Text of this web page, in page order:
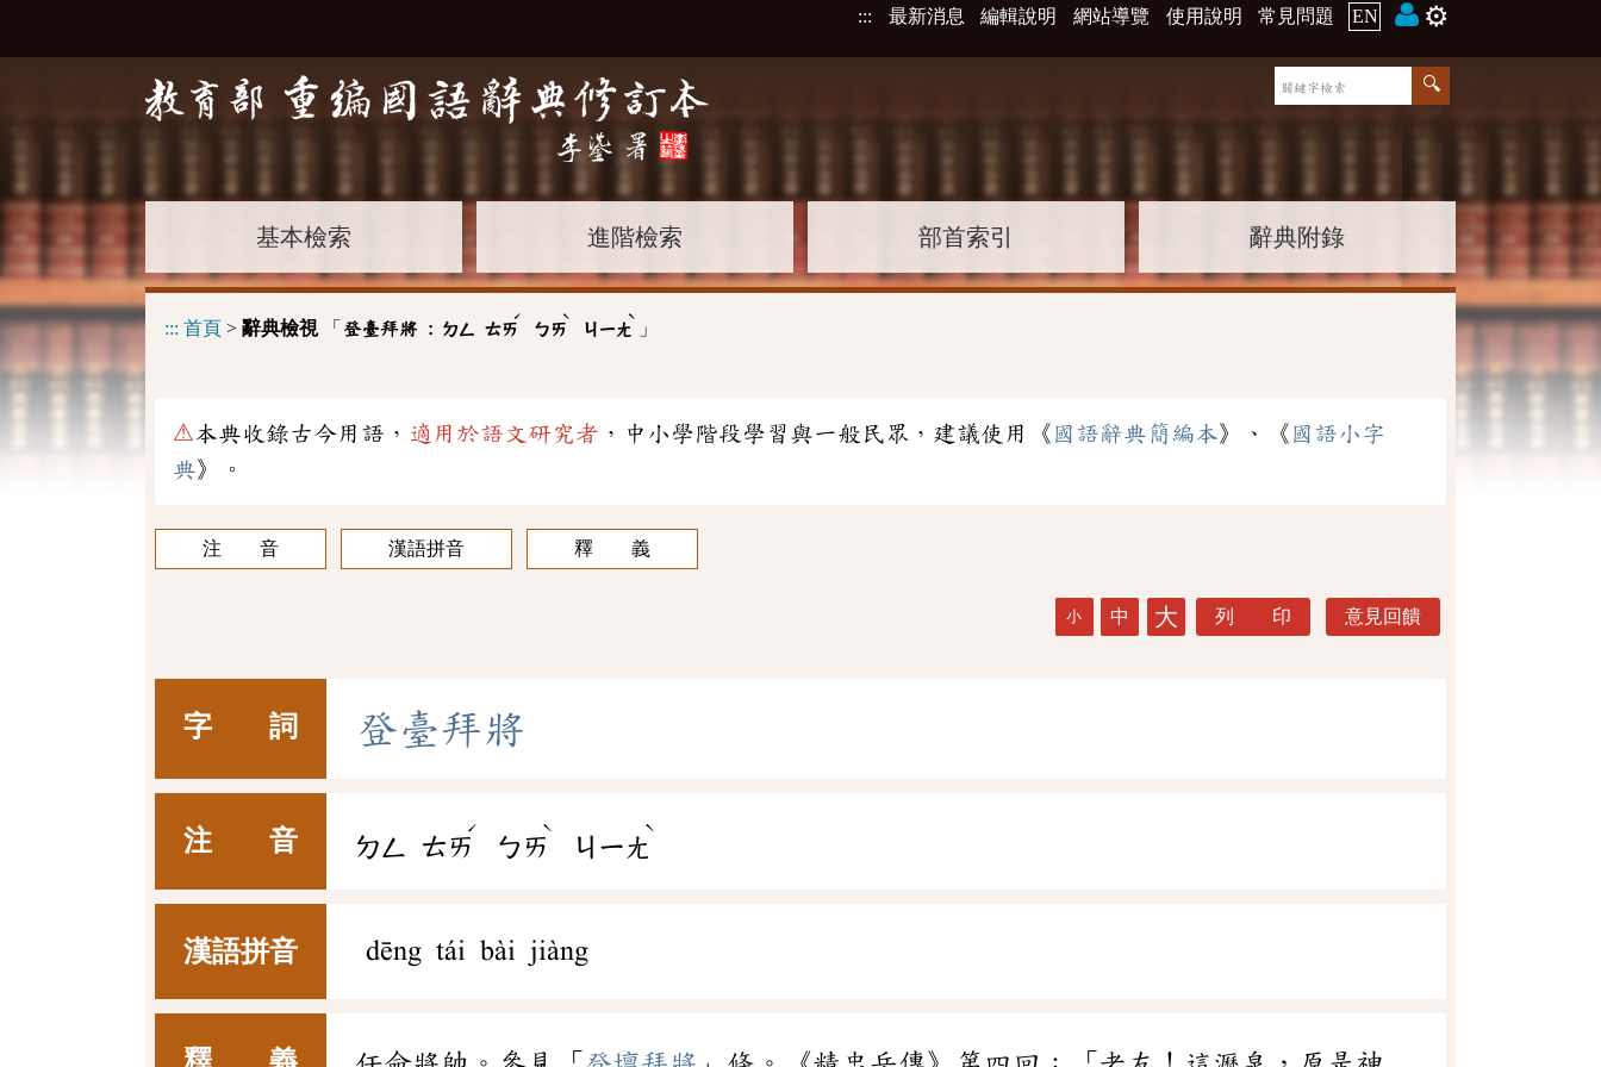
::: 最新消息 編輯說明 網站導覽 使用說明 常見問題 EN ⚙️
基本檢索 進階檢索 部首索引 辭典附錄
::: 首頁 > 辭典檢視「 登臺拜將 : ㄉㄥ ㄊㄞ
ˊ
ㄅㄞ
ˋ
ㄐㄧㄤ
ˋ
」
⚠本典收錄古今用語， 適用於語文研究者 ，中小學階段學習與一般民眾，建議使用《 國語辭典簡編本》、《 國語小字
典》。
注 音 漢語拼音 釋 義
小 中 大 列 印 意見回饋
字 詞 登臺拜將
注 音 ㄉㄥ ㄊㄞ
ˊ
ㄅㄞ
ˋ
ㄐㄧㄤ
ˋ
漢語拼音 dēng tái bài jiàng